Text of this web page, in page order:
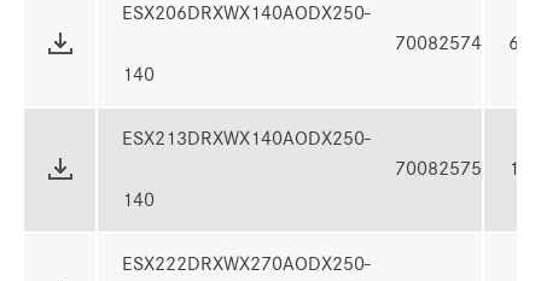
ESX206DRXWX140AODX250-
140
70082574 62
ESX213DRXWX140AODX250-
140
70082575
ESX222DRXWX270AODX250-